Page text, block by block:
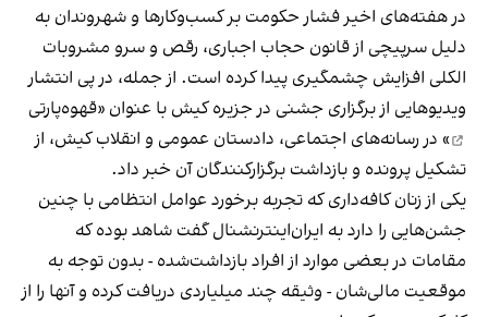
در هفته‌های اخیر فشار حکومت بر کسب‌وکارها و شهروندان به
دلیل سرپیچی از قانون حجاب اجباری، رقص و سرو مشروبات
الکلی افزایش چشمگیری پیدا کرده است. از جمله، در پی انتشار
ویدیوهایی از برگزاری جشنی در جزیره کیش با عنوان «قهوه‌پارتی
» در رسانه‌های اجتماعی، دادستان عمومی و انقلاب کیش، از
تشکیل پرونده و بازداشت برگزارکنندگان آن خبر داد.
یکی از زنان کافه‌داری که تجربه برخورد عوامل انتظامی با چنین
جشن‌هایی را دارد به ایران‌اینترنشنال گفت شاهد بوده که
مقامات در بعضی موارد از افراد بازداشت‌‌شده - بدون توجه به
موقعیت مالی‌شان - وثیقه چند میلیاردی دریافت کرده و آنها را از